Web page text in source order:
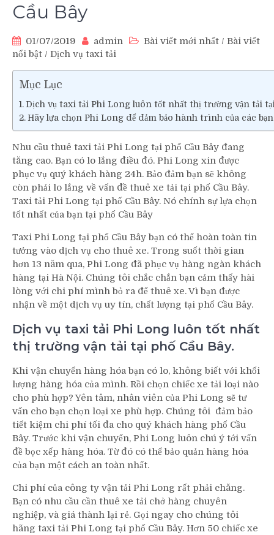
Cầu Bây
01/07/2019 admin Bài viết mới nhất / Bài viết
nổi bật / Dịch vụ taxi tải
Mục Lục
Dịch vụ taxi tải Phi Long luôn tốt nhất thị trường vận tải tại
Hãy lựa chọn Phi Long để đảm bảo hành trình của các
Nhu cầu thuê taxi tải Phi Long tại phố Cầu Bây đang
tăng cao. Bạn có lo lắng điều đó. Phi Long xin được
phục vụ quý khách hàng 24h. Bảo đảm bạn sẽ không
còn phải lo lắng về vấn đề thuê xe tải tại phố Cầu Bây.
Taxi tải Phi Long tại phố Cầu Bây. Nó chính sự lựa chọn
tốt nhất của bạn tại phố Cầu Bây
Taxi Phi Long tại phố Cầu Bây bạn có thể hoàn toàn tin
tưởng vào dịch vụ cho thuê xe. Trong suốt thời gian
hơn 13 năm qua, Phi Long đã phục vụ hàng ngàn khách
hàng tại Hà Nội. Chúng tôi chắc chắn bạn cảm thấy hài
lòng với chi phí mình bỏ ra để thuê xe. Vì bạn được
nhận về một dịch vụ uy tín, chất lượng tại phố Cầu Bây.
Dịch vụ taxi tải Phi Long luôn tốt nhất
thị trường vận tải tại phố Cầu Bây.
Khi vận chuyển hàng hóa bạn có lo, không biết với khối
lượng hàng hóa của mình. Rồi chọn chiếc xe tải loại nào
cho phù hợp? Yên tâm, nhân viên của Phi Long sẽ tư
vấn cho bạn chọn loại xe phù hợp. Chúng tôi đảm bảo
tiết kiệm chi phí tối đa cho quý khách hàng phố Cầu
Bây. Trước khi vận chuyển, Phi Long luôn chú ý tới vấn
đề bọc xếp hàng hóa. Từ đó có thể bảo quản hàng hóa
của bạn một cách an toàn nhất.
Chi phí của công ty vận tải Phi Long rất phải chăng.
Bạn có nhu cầu cần thuê xe tải chở hàng chuyên
nghiệp, và giá thành lại rẻ. Gọi ngay cho chúng tôi
hãng taxi tải Phi Long tại phố Cầu Bây. Hơn 50 chiếc xe